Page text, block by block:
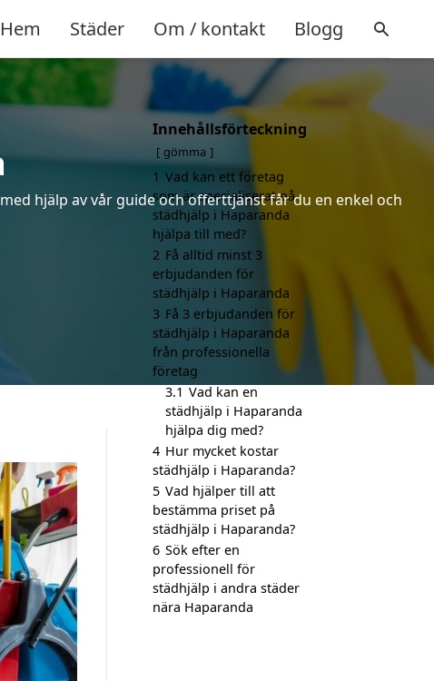
Hem Städer Om / kontakt Blogg
hjälp av vår guide och offerttjänst får du en enkel och
Innehållsförteckning
gömma
1 Vad kan ett företag
som är specialiserat på
städhjälp i Haparanda
hjälpa till med?
2 Få alltid minst 3
erbjudanden för
städhjälp i Haparanda
3 Få 3 erbjudanden för
städhjälp i Haparanda
från professionella
företag
3.1 Vad kan en
städhjälp i Haparanda
hjälpa dig med?
4 Hur mycket kostar
städhjälp i Haparanda?
5 Vad hjälper till att
bestämma priset på
städhjälp i Haparanda?
6 Sök efter en
professionell för
städhjälp i andra städer
nära Haparanda